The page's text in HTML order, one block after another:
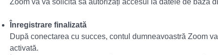
Zoom vă va solicita să autorizați accesul la datele de bază
Înregistrare finalizată
După conectarea cu succes, contul dumneavoastră Zoom
activată.